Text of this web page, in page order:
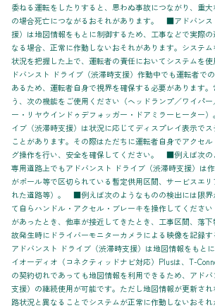
委ねる運転をしたりすると、思わぬ事故につながり、重
の場合死亡につながるおそれがあります。 ■アドバンス
援）は地図情報をもとに制御するため、工事などで実際
なる場合、正常に作動しないおそれがあります。システ
状況を把握した上で、運転者の責任においてシステムを
ドバンスト ドライブ（渋滞時支援）作動中でも運転者で
あるため、運転者自身で視界を確保する必要があります
う、次の機能をご使用ください（ヘッドランプ／ワイパ
ー・リヤウインドゥデフォッガー・ドアミラーヒーター
イブ（渋滞時支援）は状況に応じてディスプレイ表示で
ことがあります。その際はただちに運転者自身でアクセ
グ操作を行い、安全を確保してください。 ■例えば次の
専用道路上でもアドバンスト ドライブ（渋滞時支援）は
がポール等で区切られている暫定供用区間、サービスエ
れた道路等）。 ■例えば次のようなものの検出には限界
て自らハンドル・アクセル・ブレーキを操作してくださ
があったとき、他車が接近してきたとき、工事区間、落
故発生時にドライバーモニターカメラによる映像を記
アドバンスト ドライブ（渋滞時支援）は地図情報をもと
イオーディオ（コネクティッドナビ対応）Plusは、T-
の契約切れであっても地図情報を利用できるため、アド
支援）の継続使用が可能です。ただし地図情報が更新さ
路状況と異なることでシステムが正常に作動しないおそ